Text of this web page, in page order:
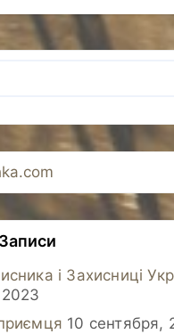
і Захисниці
10 сентября,